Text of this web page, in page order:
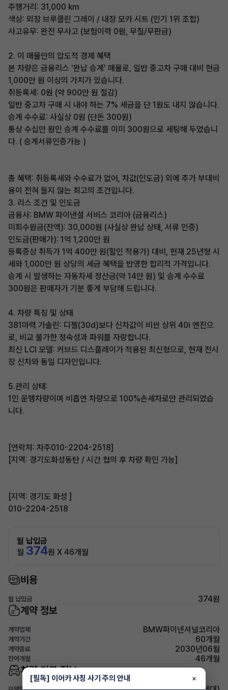
​주행거리: 31,000 km
​색상: 외장 브루클린 그레이 / 내장 모카 시트 (인기 1위 조합)
​사고유무: 완전 무사고 (보험이력 0원, 무칠/무판금)
​2. 이 매물만의 압도적 경제 혜택
​본 차량은 금융리스 '완납 승계' 매물로, 일반 중고차 구매 대비 현금
1,000만 원 이상의 가치가 있습니다.
​취등록세: 0원 (약 900만 원 절감)
일반 중고차 구매 시 내야 하는 7% 세금을 단 1원도 내지 않습니다.
​승계 수수료: 사실상 0원 (단돈 300원)
통상 수십만 원인 승계 수수료를 이미 300원으로 세팅해 두었습니
다. ( 승계서류인증가능 )
​총 혜택: 취등록세와 수수료가 없어, 차값(인도금) 외에 추가 부대비
용이 전혀 들지 않는 최고의 조건입니다.
​3. 리스 조건 및 인도금
​금융사: BMW 파이낸셜 서비스 코리아 (금융리스)
​미회수원금(잔액): 30,000원 (사실상 완납 상태, 서류 인증)
​인도금(판매가): 1억 1,200만 원
​등록증상 취득가 1억 400만 원(할인 적용가) 대비, 현재 25년형 시
세와 1,000만 원 상당의 세금 혜택을 반영한 합리적 가격입니다.
​승계 시 발생하는 자동차세 정산금(약 14만 원) 및 승계 수수료
300원은 판매자가 기분 좋게 부담해 드립니다.
​4. 차량 특징 및 상태
​381마력 가솔린: 디젤(30d)보다 신차값이 비싼 상위 40i 엔진으
로, 비교 불가한 정숙성과 파워를 자랑합니다.
​최신 LCI 모델: 커브드 디스플레이가 적용된 최신형으로, 현재 전시
장 신차와 동일 디자인입니다.
5.​관리 상태:
1인 운행차량이며 비흡연 차량으로 100%손세차로만 관리되었습
니다.
​[연락처: 차주010-2204-2518]
[지역: 경기도화성동탄 / 시간 협의 후 차량 확인 가능]
[지역: 경기도 화성 ]
010-2204-2518
월 납입금
월 374원 X 46개월
비용
월 납입금 374원
계약 정보
계약업체 BMW파이넨셔널코리아
계약기간 60개월
계약종료 2030년06월
잔여개월 46개월
차량 기본 정보
[필독] 이어카 사칭 사기 주의 안내 ×